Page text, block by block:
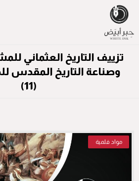
تزييف التاريخ العثماني
وصناعة التاريخ المقدس
(11)
مواد فلمية